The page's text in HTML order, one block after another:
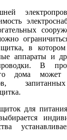
щитка, в
аппараты и
В
дома может
для